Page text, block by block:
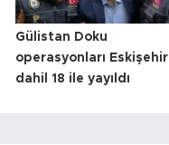
Gülistan Doku
operasyonları Eskişehir
dahil 18 ile yayıldı